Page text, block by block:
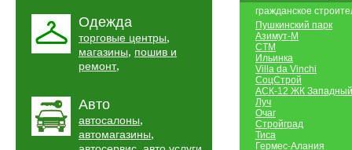
Одежда
торговые центры,
магазины, пошив и
ремонт,
Авто
автосалоны,
автомагазины,
гражданское
Пушкинский парк
Азимут-М
СТМ
Ильинка
Villa da Vinchi
СоцСтрой
АСК-12 ЖК Западный
Луч
Очаг
Стройград
Тиса
Гермес-Алания